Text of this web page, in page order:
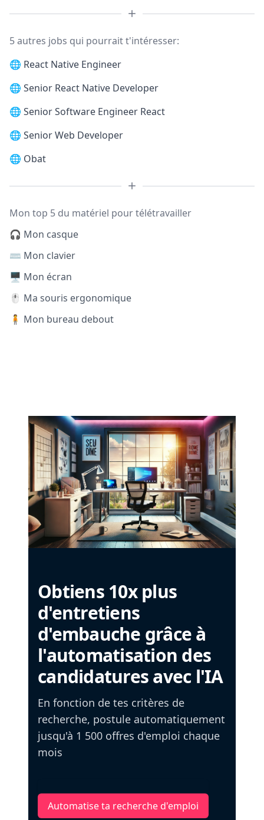
5 autres jobs qui pourrait t'intéresser:
🌐 React Native Engineer
🌐 Senior React Native Developer
🌐 Senior Software Engineer React
🌐 Senior Web Developer
🌐 Obat
Mon top 5 du matériel pour télétravailler
🎧 Mon casque
⌨️ Mon clavier
🖥️ Mon écran
🖱️ Ma souris ergonomique
🧍 Mon bureau debout
Obtiens 10x plus
d'entretiens
d'embauche grâce à
l'automatisation des
candidatures avec l'IA
En fonction de tes critères de
recherche, postule automatiquement
jusqu'à 1 500 offres d'emploi chaque
mois
Automatise ta recherche d'emploi